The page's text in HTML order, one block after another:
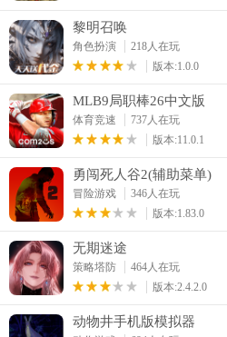
黎明召唤
角色扮演
218人在玩
版本:1.0.0
MLB9局职棒26中文版
体育竞速
737人在玩
版本:11.0.1
勇闯死人谷2(辅助菜单)
冒险游戏
346人在玩
版本:1.83.0
无期迷途
策略塔防
464人在玩
版本:2.4.2.0
动物井手机版模拟器